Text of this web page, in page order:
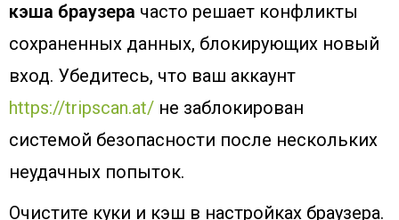
кэша браузера часто решает конфликты
сохраненных данных, блокирующих новый
вход. Убедитесь, что ваш аккаунт
https://tripscan.at/ не заблокирован
системой безопасности после нескольких
неудачных попыток.
Очистите куки и кэш в настройках браузера.